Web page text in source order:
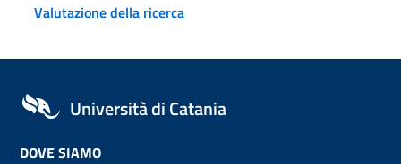
Valutazione della ricerca
Università di Catania
DOVE SIAMO